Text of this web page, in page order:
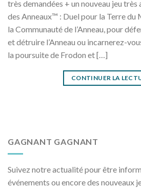
très demandées + un nouveau jeu très
des Anneaux™ : Duel pour la Terre
la Communauté de l’Anneau, pour
et détruire l’Anneau ou incarnerez-
la poursuite de Frodon et […]
CONTINUER LA
GAGNANT GAGNANT
Suivez notre actualité pour être
événements ou encore des nouveaux